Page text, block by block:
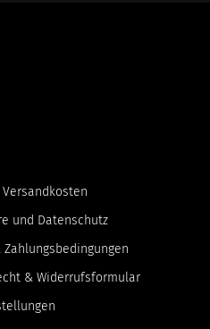
und Datenschutz
& Widerrufsformular